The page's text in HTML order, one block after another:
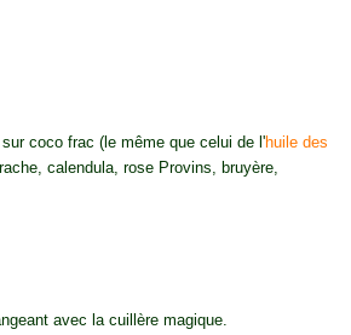
coco frac (le même que celui de l'huile des
calendula, rose Provins, bruyère,
avec la cuillère magique.